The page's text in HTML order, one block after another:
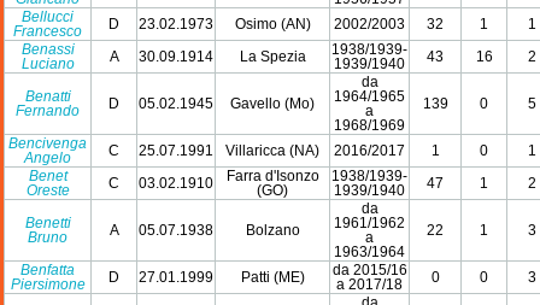
Bellucci
Francesco
D 23.02.1973 Osimo (AN) 2002/2003 32 1
1
Benassi
Luciano
A 30.09.1914 La Spezia
1938/1939-
1939/1940
43 16 2
Benatti
Fernando
D 05.02.1945 Gavello (Mo)
da
1964/1965
a
1968/1969
139 0 5
Bencivenga
Angelo
C 25.07.1991 Villaricca (NA) 2016/2017 1 0
1
Benet
Oreste
C 03.02.1910
Farra d'Isonzo
(GO)
1938/1939-
1939/1940
47 1 2
Benetti
Bruno
A 05.07.1938 Bolzano
da
1961/1962
a
1963/1964
22 1 3
Benfatta
Piersimone
D 27.01.1999 Patti (ME)
da 2015/16
a 2017/18
0 0 3